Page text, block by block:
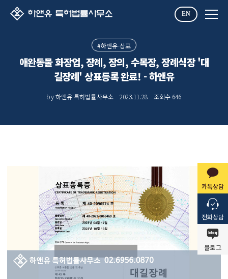
EN
카톡상담
전화상담
블로그
#하앤유-상표
애완동물 화장업, 장례, 장의, 수목장, 장례식장 '대
길장례' 상표등록 완료! - 하앤유
by 하앤유 특허법률사무소 2023.11.28 조회수 646